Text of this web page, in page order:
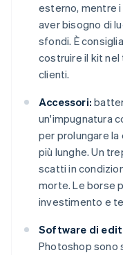
esterno, mentre
aver bisogno di
sfondi. È
costruire il kit nel
clienti.
Accessori:
un'impugnatura
per prolungare
più lunghe. Un
scatti in
morte. Le borse
investimento e
Software di
Photoshop sono